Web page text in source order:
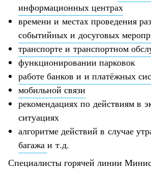
информационных центрах
времени и местах проведения
событийных и досуговых
транспорте и транспортном
функционировании парковок
работе банков и и платёжных
мобильной связи
рекомендациях по действиям в
ситуациях
алгоритме действий в случае
багажа и т.д.
Специалисты горячей линии